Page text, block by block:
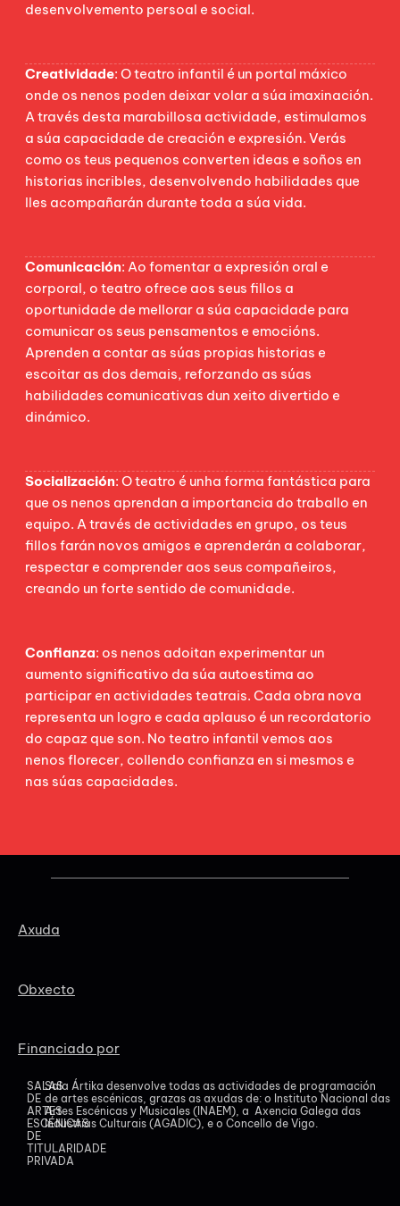
desenvolvemento persoal e social.
Creatividade: O teatro infantil é un portal máxico
onde os nenos poden deixar volar a súa imaxinación.
A través desta marabillosa actividade, estimulamos
a súa capacidade de creación e expresión. Verás
como os teus pequenos converten ideas e soños en
historias incribles, desenvolvendo habilidades que
lles acompañarán durante toda a súa vida.
Comunicación: Ao fomentar a expresión oral e
corporal, o teatro ofrece aos seus fillos a
oportunidade de mellorar a súa capacidade para
comunicar os seus pensamentos e emocións.
Aprenden a contar as súas propias historias e
escoitar as dos demais, reforzando as súas
habilidades comunicativas dun xeito divertido e
dinámico.
Socialización: O teatro é unha forma fantástica para
que os nenos aprendan a importancia do traballo en
equipo. A través de actividades en grupo, os teus
fillos farán novos amigos e aprenderán a colaborar,
respectar e comprender aos seus compañeiros,
creando un forte sentido de comunidade.
Confianza: os nenos adoitan experimentar un
aumento significativo da súa autoestima ao
participar en actividades teatrais. Cada obra nova
representa un logro e cada aplauso é un recordatorio
do capaz que son. No teatro infantil vemos aos
nenos florecer, collendo confianza en si mesmos e
nas súas capacidades.
Axuda
Obxecto
Financiado por
SALAS
DE
ARTES
ESCÉNICAS
DE
TITULARIDADE
PRIVADA
Sala Ártika desenvolve todas as actividades de programación
de artes escénicas, grazas as axudas de: o Instituto Nacional das
Artes Escénicas y Musicales (INAEM), a Axencia Galega das
Industrias Culturais (AGADIC), e o Concello de Vigo.